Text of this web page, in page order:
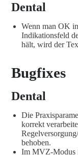
Dental
Wenn man OK
Indikationsfeld
hält, wird der
Bugfixes
Dental
Die
korrekt
behoben.
Im MVZ-Modus